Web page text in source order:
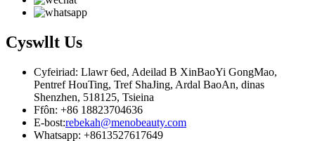
Cyswllt Us
Cyfeiriad: Llawr 6ed, Adeilad B XinBaoYi GongMao,
Pentref HouTing, Tref ShaJing, Ardal BaoAn, dinas
Shenzhen, 518125, Tsieina
Ffôn: +86 18823704636
E-bost:rebekah@menobeauty.com
Whatsapp: +8613527617649